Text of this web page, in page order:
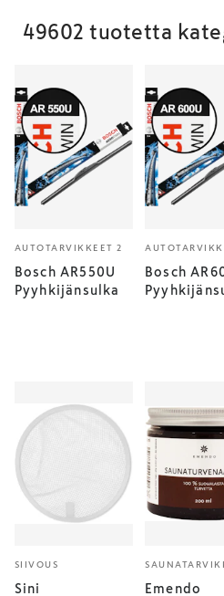
49602 tuotetta
AUTOTARVIKKEET 2
Bosch AR550U
Pyyhkijänsulka
Bosch
SIIVOUS
Sini
Emendo